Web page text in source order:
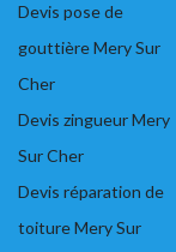
Devis pose de
gouttière Mery Sur
Cher
Devis zingueur Mery
Sur Cher
Devis réparation de
toiture Mery Sur